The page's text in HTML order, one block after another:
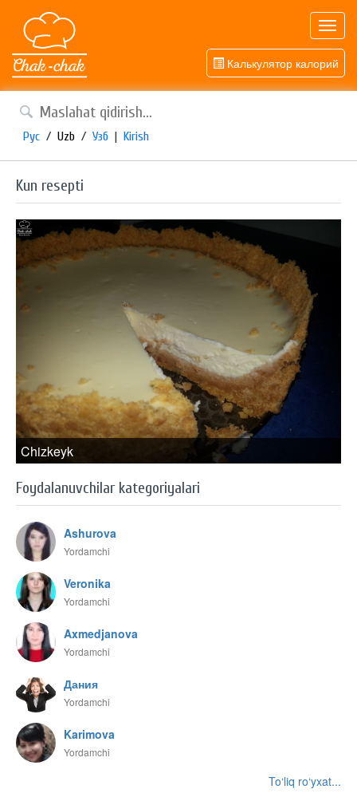
Калькулятор калорий
Рус / Uzb / Узб | Kirish
Kun resepti
Chizkeyk
Foydalanuvchilar kategoriyalari
Ashurova
Yordamchi
Veronika
Yordamchi
Axmedjanova
Yordamchi
Дания
Yordamchi
Karimova
Yordamchi
To‘liq ro‘yxat...